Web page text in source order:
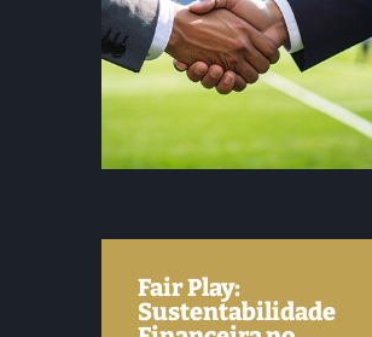
Fair Play:
Sustentabilidade